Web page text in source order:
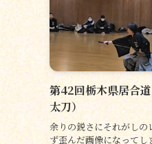
第42回栃木県居合
太刀）
余りの鋭さにそれがしの
ず歪んだ画像になってし